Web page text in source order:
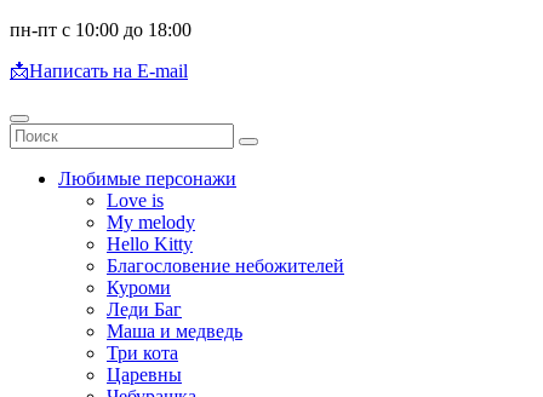
пн-пт с 10:00 до 18:00
📩Написать на E-mail
Любимые персонажи
Love is
My melody
Hello Kitty
Благословение небожителей
Куроми
Леди Баг
Маша и медведь
Три кота
Царевны